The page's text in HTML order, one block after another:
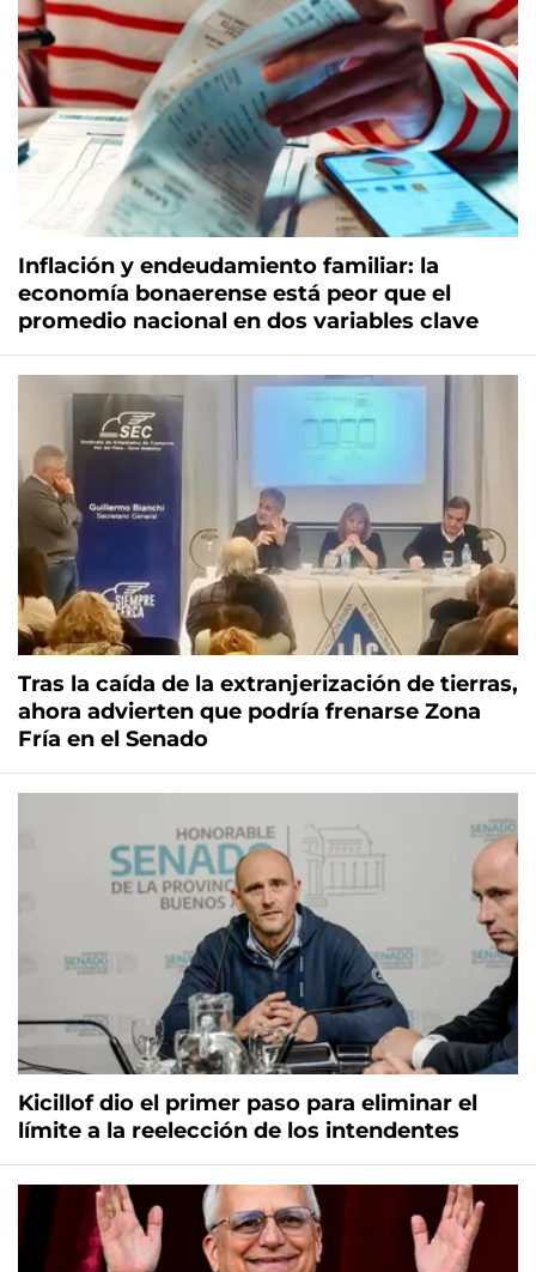
Inflación y endeudamiento familiar: la
economía bonaerense está peor que el
promedio nacional en dos variables clave
Tras la caída de la extranjerización de tierras,
ahora advierten que podría frenarse Zona
Fría en el Senado
Kicillof dio el primer paso para eliminar el
límite a la reelección de los intendentes